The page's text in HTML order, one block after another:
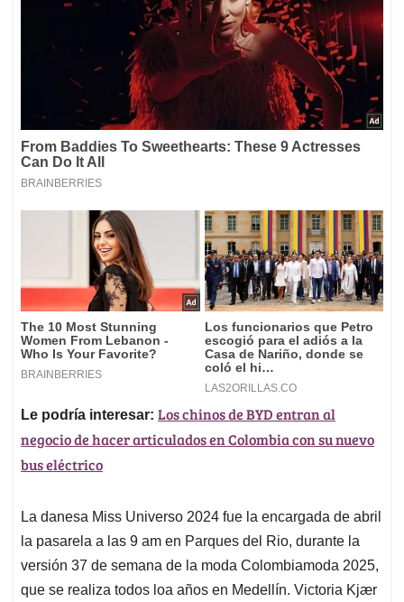
Le podría interesar: Los chinos de BYD entran al
negocio de hacer articulados en Colombia con su nuevo
bus eléctrico
La danesa Miss Universo 2024 fue la encargada de abril
la pasarela a las 9 am en Parques del Rio, durante la
versión 37 de semana de la moda Colombiamoda 2025,
que se realiza todos loa años en Medellín. Victoria Kjær